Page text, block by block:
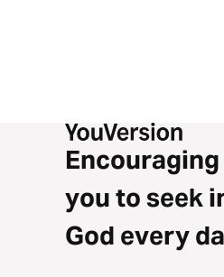
you to seek
God every